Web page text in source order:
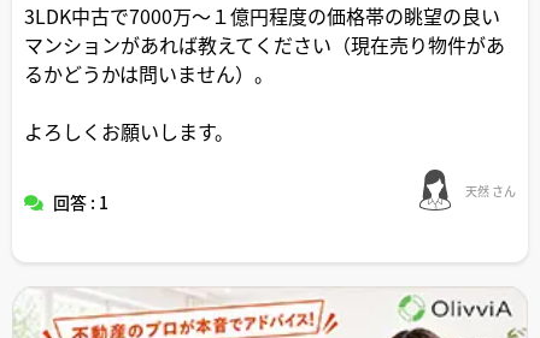
3LDK中古で7000万〜１億円程度の価格帯の眺望の良い
マンションがあれば教えてください（現在売り物件があ
るかどうかは問いません）。
よろしくお願いします。
回答 : 1 天然 さん